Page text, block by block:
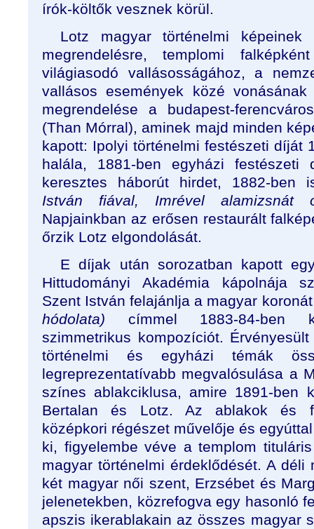
írók-költők vesznek körül.
Lotz magyar történelmi képeinek
megrendelésre, templomi
világiasodó vallásosságához, a
vallásos események közé
megrendelése a budapest-
(Than Mórral), aminek majd minden
kapott: Ipolyi történelmi festészeti díját
halála, 1881-ben egyházi
keresztes háborút hirdet, 1882-
István fiával, Imrével alamizsnát
Napjainkban az erősen restaurált
őrzik Lotz elgondolását.
E díjak után sorozatban kapott
Hittudományi Akadémia kápolnája
Szent István felajánlja a magyar
hódolata) címmel 1883-84-ben
szimmetrikus kompozíciót.
történelmi és egyházi témák
legreprezentatívabb megvalósulása a
színes ablakciklusa, amire 1891-ben
Bertalan és Lotz. Az ablakok és
középkori régészet művelője és
ki, figyelembe véve a templom
magyar történelmi érdeklődését. A déli
két magyar női szent, Erzsébet és
jelenetekben, közrefogva egy hasonló
apszis ikerablakain az összes magyar